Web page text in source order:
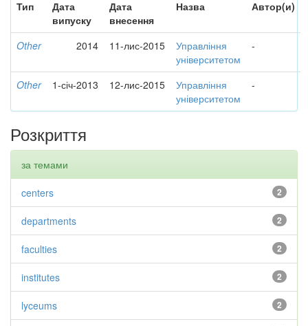
Тип
Дата
випуску
Дата
внесення
Назва Автор(и)
Other 2014 11-лис-2015
Управління
університетом
-
Other 1-січ-2013 12-лис-2015
Управління
університетом
-
Розкриття
за темами
2
centers
2
departments
2
faculties
2
institutes
2
lyceums